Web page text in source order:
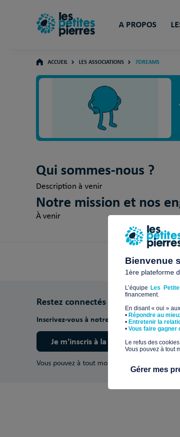
A PROPOS
ACCUEIL LES ASSOCIATIONS 7DREAMS
Qui sommes-nous ?
Description à venir
Notre mission et nos
À venir
Restez connectés
Inscrivez-vous à notre newsletter pour
Je m'inscris à la newsletter
Vous pouvez à tout moment vous désinscrire.
Bienvenue
1ère plateforme
L’équipeLes
financement.
En disant « oui »
• Répondre au
• Entretenir la
​• Vous faire gagner
​Le refus des
Vous pouvez à tout
Gérer mes